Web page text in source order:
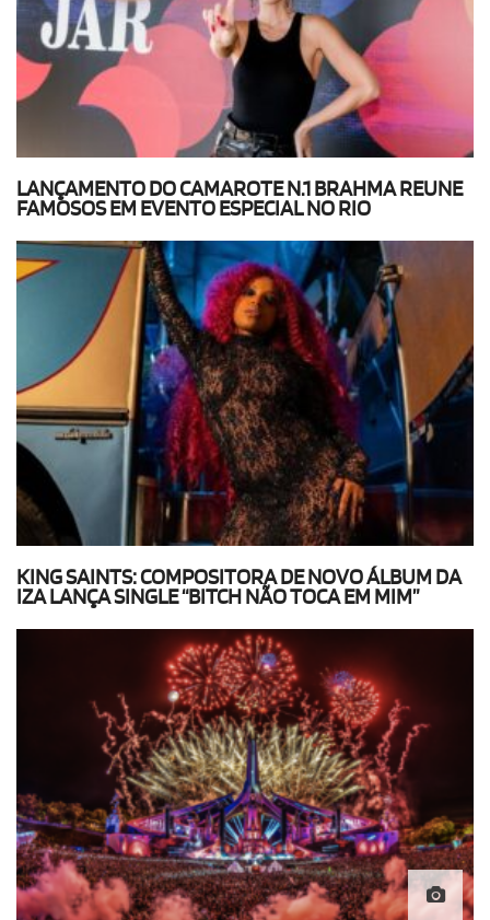
LANÇAMENTO DO CAMAROTE N.1 BRAHMA REUNE
FAMOSOS EM EVENTO ESPECIAL NO RIO
KING SAINTS: COMPOSITORA DE NOVO ÁLBUM DA
IZA LANÇA SINGLE “BITCH NÃO TOCA EM MIM”